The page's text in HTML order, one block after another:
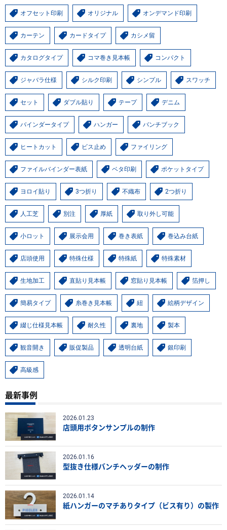
オフセット印刷 オリジナル オンデマンド印刷
カーテン カードタイプ カシメ留
カタログタイプ コマ巻き見本帳 コンパクト
ジャバラ仕様 シルク印刷 シンプル スワッチ
セット ダブル貼り テープ デニム
バインダータイプ ハンガー バンチブック
ヒートカット ビス止め ファイリング
ファイルバインダー表紙 ベタ印刷 ポケットタイプ
ヨロイ貼り 3つ折り 不織布 2つ折り
人工芝 別注 厚紙 取り外し可能
小ロット 展示会用 巻き表紙 巻込み台紙
店頭使用 特殊仕様 特殊紙 特殊素材
生地加工 直貼り見本帳 窓貼り見本帳 箔押し
簡易タイプ 糸巻き見本帳 紐 絵柄デザイン
綴じ仕様見本帳 耐久性 裏地 製本
観音開き 販促製品 透明台紙 銀印刷
高級感
最新事例
2026.01.23
店頭用ボタンサンプルの制作
2026.01.16
型抜き仕様バンチヘッダーの制作
2026.01.14
紙ハンガーのマチありタイプ（ビス有り）の製作